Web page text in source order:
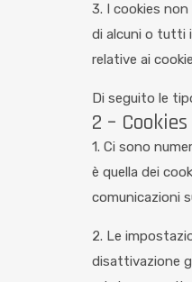
3. I cookies
di alcuni o tutti
relative ai
Di seguito le
2 –
1. Ci sono
è quella dei
comunicazioni
2. Le
disattivazione